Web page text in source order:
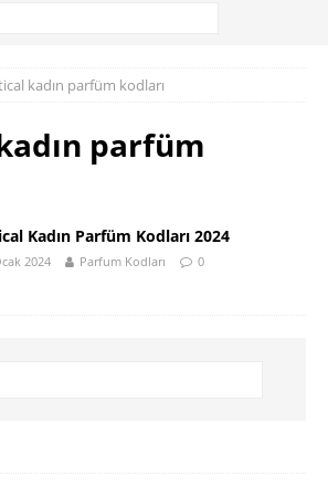
kadın parfüm kodları
parfüm
Kadın Parfüm Kodları 2024
2024 Parfum Kodları 0